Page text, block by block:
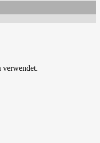
verwendet.